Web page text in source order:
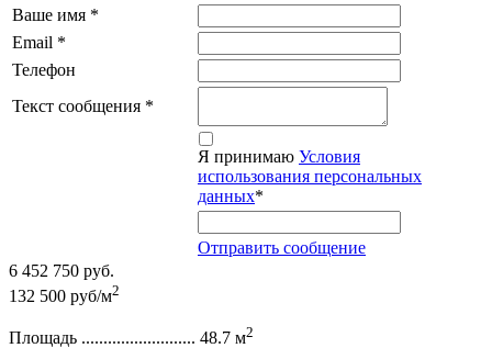
Ваше имя *
Email *
Телефон
Текст сообщения *
Я принимаю Условия
использования персональных
данных*
Отправить сообщение
6 452 750 руб.
132 500 руб/м2
Площадь .......................... 48.7 м2